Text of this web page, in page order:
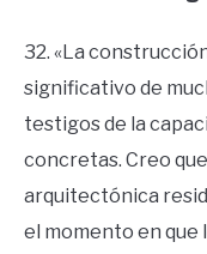
32. «La
significativo de
testigos de la
concretas. Creo
arquitectónica
el momento en